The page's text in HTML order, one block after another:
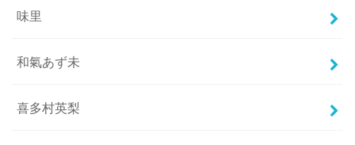
味里
和氣あず未
喜多村英梨